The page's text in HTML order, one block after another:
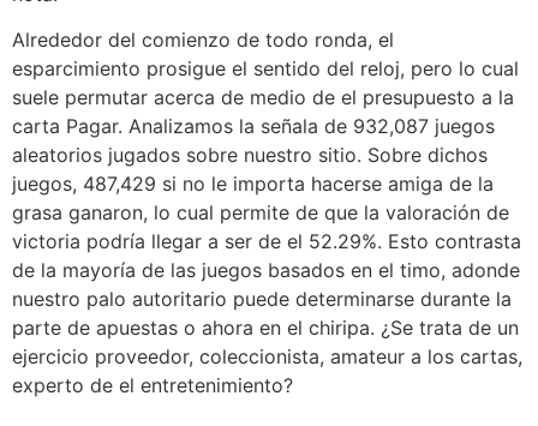
Alrededor del comienzo de todo ronda, el
esparcimiento prosigue el sentido del reloj, pero lo cual
suele permutar acerca de medio de el presupuesto a la
carta Pagar. Analizamos la señala de 932,087 juegos
aleatorios jugados sobre nuestro sitio. Sobre dichos
juegos, 487,429 si no le importa hacerse amiga de la
grasa ganaron, lo cual permite de que la valoración de
victoria podrí­a llegar a ser de el 52.29%. Esto contrasta
de la mayoría de las juegos basados en el timo, adonde
nuestro palo autoritario puede determinarse durante la
parte de apuestas o ahora en el chiripa. ¿Se trata de un
ejercicio proveedor, coleccionista, amateur a los cartas,
experto de el entretenimiento?